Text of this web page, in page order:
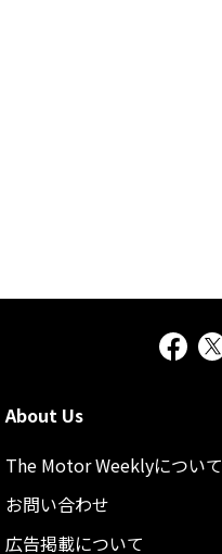
About Us
The Motor Weeklyについて
お問い合わせ
広告掲載について